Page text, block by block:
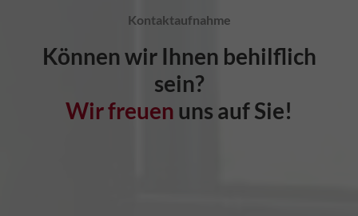
Kontaktaufnahme
Können wir Ihnen behilflich
sein?
Wir freuen uns auf Sie!